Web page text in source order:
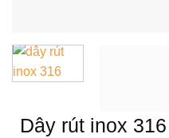
Dây rút inox